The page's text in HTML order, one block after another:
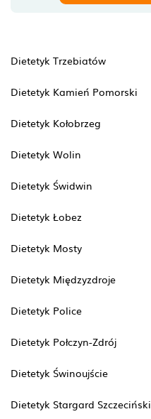
Dietetyk Trzebiatów
Dietetyk Kamień Pomorski
Dietetyk Kołobrzeg
Dietetyk Wolin
Dietetyk Świdwin
Dietetyk Łobez
Dietetyk Mosty
Dietetyk Międzyzdroje
Dietetyk Police
Dietetyk Połczyn-Zdrój
Dietetyk Świnoujście
Dietetyk Stargard Szczeciński